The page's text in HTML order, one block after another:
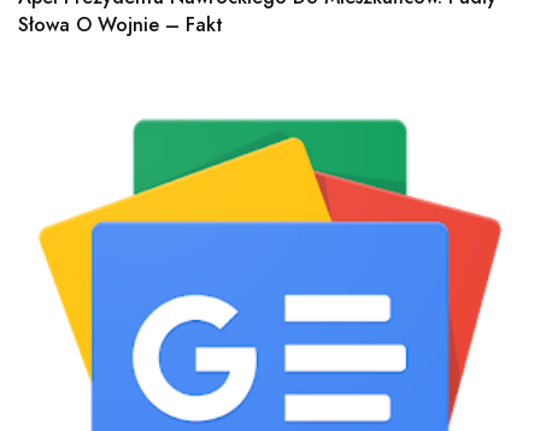
Słowa O Wojnie – Fakt